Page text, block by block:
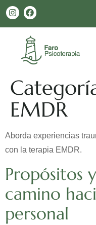
EMDR
Aborda experiencias
con la terapia EMDR.
Propósitos
camino
personal